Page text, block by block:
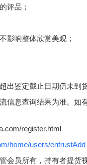
评品 ；
影响整体欣赏美观 ；
出鉴定截止日期仍未到
信息查询结果为准。
register.html
home/users/entrustAdd
会员所有，持有者提货